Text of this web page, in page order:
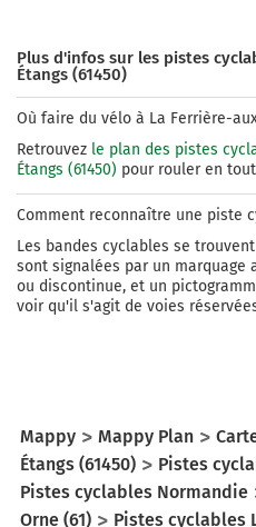
Plus d'infos sur les pistes
Étangs (61450)
Où faire du vélo à La Ferrière-
Retrouvez le plan des pistes
Étangs (61450) pour rouler en
Comment reconnaître une piste
Les bandes cyclables se
sont signalées par un marquage
ou discontinue, et un
voir qu'il s'agit de voies
Mappy Mappy Plan
Étangs (61450)
Pistes
Pistes cyclables Normandie
Orne (61)
Pistes cyclables